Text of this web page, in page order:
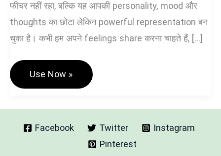
फीचर नहीं रहा, बल्कि यह आपकी personality, mood और
thoughts का छोटा लेकिन powerful representation बन
चुका है। कभी हम अपने feelings share करना चाहते हैं, […]
WhatsApp
Generator
–
स्मार्ट
और
Use Now »
Facebook Twitter
Instagram
Pinterest